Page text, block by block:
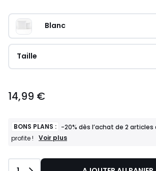
Blanc
Taille
€.
14,99 €
BONS PLANS : -20% dès l’achat de 2 articles
profite !
BONS
-20%
Voir plus